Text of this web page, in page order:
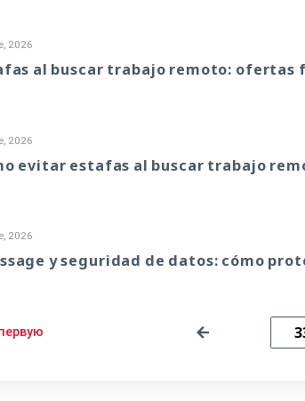
2026
al buscar trabajo remoto: ofertas
2026
evitar estafas al buscar trabajo
2026
y seguridad de datos: cómo